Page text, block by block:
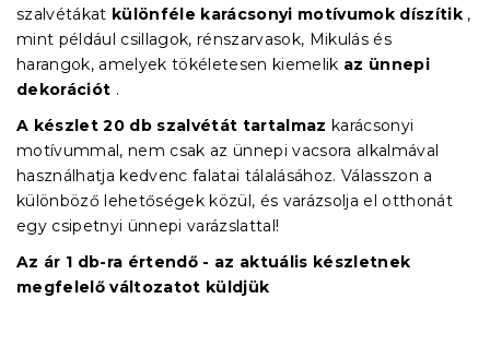
szalvétákat különféle karácsonyi motívumok díszítik ,
mint például csillagok, rénszarvasok, Mikulás és
harangok, amelyek tökéletesen kiemelik az ünnepi
dekorációt .
A készlet 20 db szalvétát tartalmaz karácsonyi
motívummal, nem csak az ünnepi vacsora alkalmával
használhatja kedvenc falatai tálalásához. Válasszon a
különböző lehetőségek közül, és varázsolja el otthonát
egy csipetnyi ünnepi varázslattal!
Az ár 1 db-ra értendő - az aktuális készletnek
megfelelő változatot küldjük